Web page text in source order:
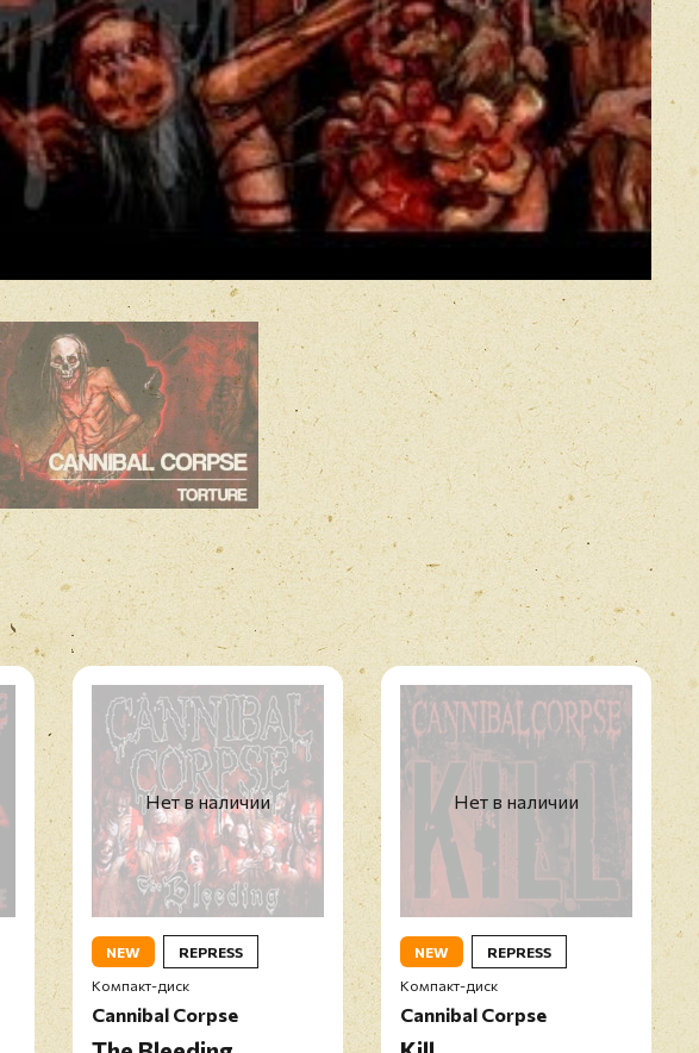
Нет в наличии
NEW
REPRESS
Компакт-диск
Cannibal Corpse
Нет в наличии
NEW
REPRESS
Компакт-диск
Cannibal Corpse